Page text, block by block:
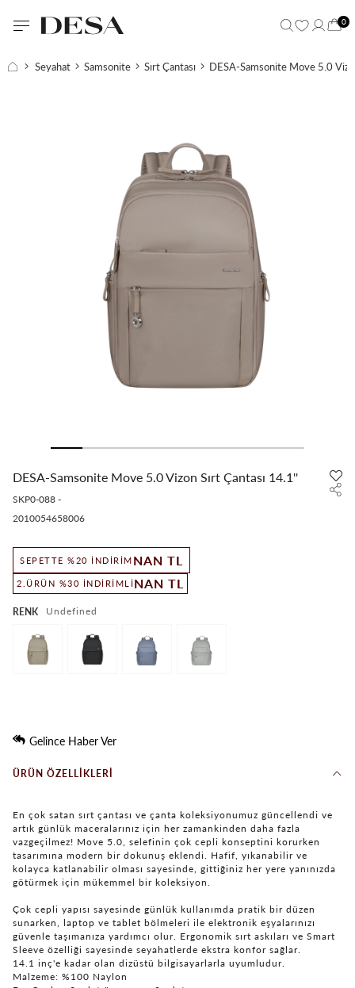
0
Seyahat Samsonite Sırt Çantası DESA-Samsonite Move 5.0
DESA-Samsonite Move 5.0 Vizon Sırt Çantası 14.1''
SKP0-088 -
2010054658006
SEPETTE %20 İNDIRIM NAN TL
2.ÜRÜN %30 İNDIRIMLINAN TL
RENK undefined
Gelince Haber Ver
ÜRÜN ÖZELLIKLERI
En çok satan sırt çantası ve çanta koleksiyonumuz güncellendi ve
artık günlük maceralarınız için her zamankinden daha fazla
vazgeçilmez! Move 5.0, selefinin çok cepli konseptini korurken
tasarımına modern bir dokunuş eklendi. Hafif, yıkanabilir ve
kolayca katlanabilir olması sayesinde, gittiğiniz her yere yanınızda
götürmek için mükemmel bir koleksiyon.
Çok cepli yapısı sayesinde günlük kullanımda pratik bir düzen
sunarken, laptop ve tablet bölmeleri ile elektronik eşyalarınızı
güvenle taşımanıza yardımcı olur. Ergonomik sırt askıları ve Smart
Sleeve özelliği sayesinde seyahatlerde ekstra konfor sağlar.
14.1 inç'e kadar olan dizüstü bilgisayarlarla uyumludur.
Malzeme: %100 Naylon